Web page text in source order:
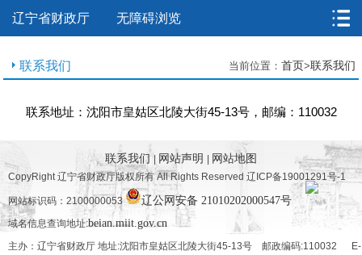
辽宁省财政厅 无障碍浏览
联系我们 当前位置： 首页>联系我们
联系地址：沈阳市皇姑区北陵大街45-13号，邮编：110032
联系我们 网站声明 网站地图
CopyRight 辽宁省财政厅版权所有 All Rights Reserved 辽ICP备19001291号-1
网站标识码：2100000053 辽公网安备 21010202000547号
域名信息查询地址:beian.miit.gov.cn
主办：辽宁省财政厅 地址:沈阳市皇姑区北陵大街45-13号 邮政编码:110032 E-